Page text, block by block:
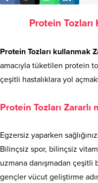
Protein Tozları
Protein Tozları kullanmak
amacıyla tüketilen protein
çeşitli hastalıklara yol
Protein Tozları Zararlı
Egzersiz yaparken
Bilinçsiz spor, bilinçsiz
uzmana danışmadan
gençler vücut geliştirme